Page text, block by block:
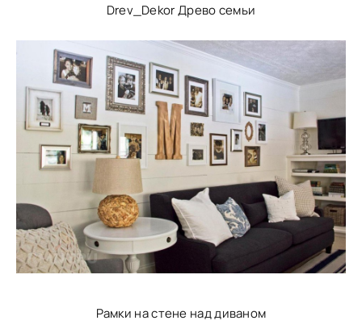
Drev_Dekor Древо семьи
Рамки на стене над диваном